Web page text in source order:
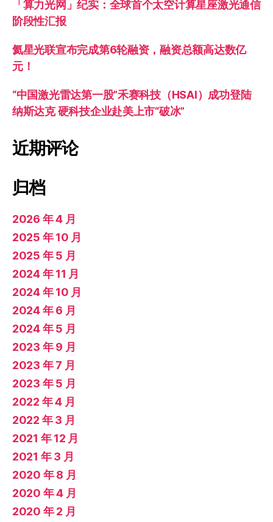
「算力光网」纪实：全球首个太空计算星座激光通信
阶段性汇报
氦星光联宣布完成第6轮融资，融资总额高达数亿
元！
“中国激光雷达第一股”禾赛科技（HSAI）成功登陆
纳斯达克 硬科技企业赴美上市“破冰”
近期评论
归档
2026 年 4 月
2025 年 10 月
2025 年 5 月
2024 年 11 月
2024 年 10 月
2024 年 6 月
2024 年 5 月
2023 年 9 月
2023 年 7 月
2023 年 5 月
2022 年 4 月
2022 年 3 月
2021 年 12 月
2021 年 3 月
2020 年 8 月
2020 年 4 月
2020 年 2 月